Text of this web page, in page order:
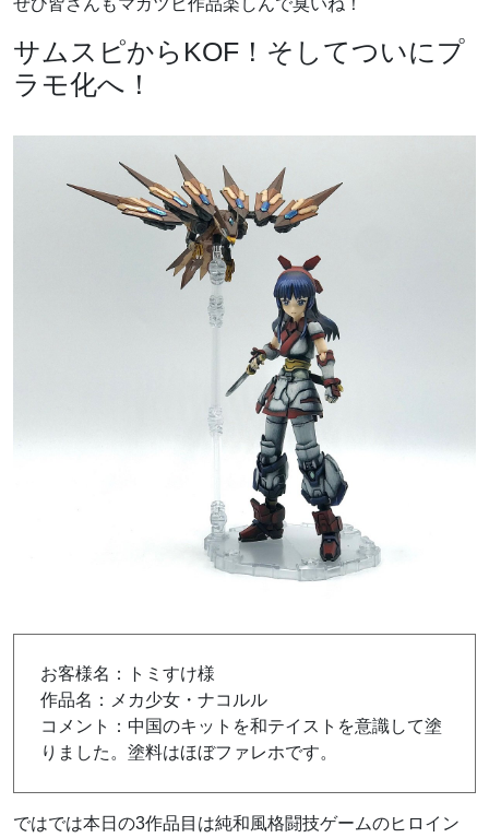
サムスピからKOF！そしてついにプ
ラモ化へ！
お客様名：トミすけ様
作品名：メカ少女・ナコルル
コメント：中国のキットを和テイストを意識して塗
りました。塗料はほぼファレホです。
ではでは本日の3作品目は純和風格闘技ゲームのヒロイン